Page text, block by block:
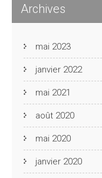
Archives
mai 2023
janvier 2022
mai 2021
août 2020
mai 2020
janvier 2020